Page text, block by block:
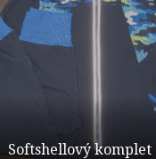
Softshellový komplet